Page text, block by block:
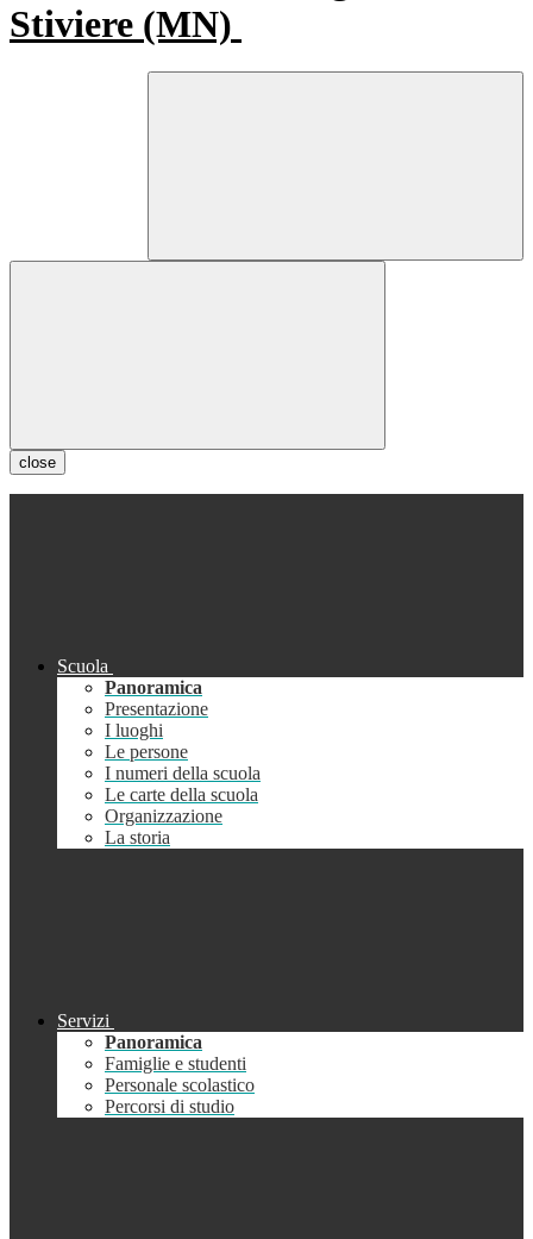
Stiviere (MN)
close
Scuola
Panoramica
Presentazione
I luoghi
Le persone
I numeri della scuola
Le carte della scuola
Organizzazione
La storia
Servizi
Panoramica
Famiglie e studenti
Personale scolastico
Percorsi di studio